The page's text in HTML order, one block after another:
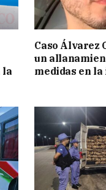
la
Caso Álvarez
un
medidas en